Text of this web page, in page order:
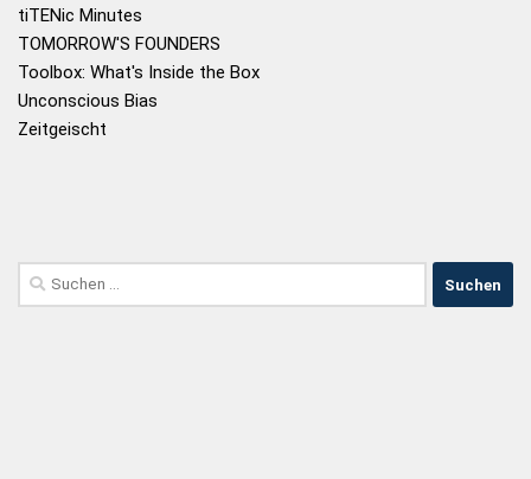
tiTENic Minutes
TOMORROW'S FOUNDERS
Toolbox: What's Inside the Box
Unconscious Bias
Zeitgeischt